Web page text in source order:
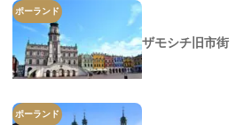
ポーランド
ザモシチ旧市街
ポーランド